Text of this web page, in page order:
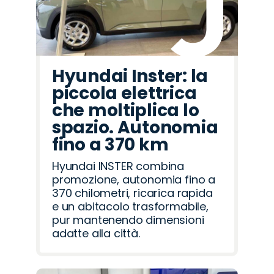
Hyundai Inster: la
piccola elettrica
che moltiplica lo
spazio. Autonomia
fino a 370 km
Hyundai INSTER combina
promozione, autonomia fino a
370 chilometri, ricarica rapida
e un abitacolo trasformabile,
pur mantenendo dimensioni
adatte alla città.